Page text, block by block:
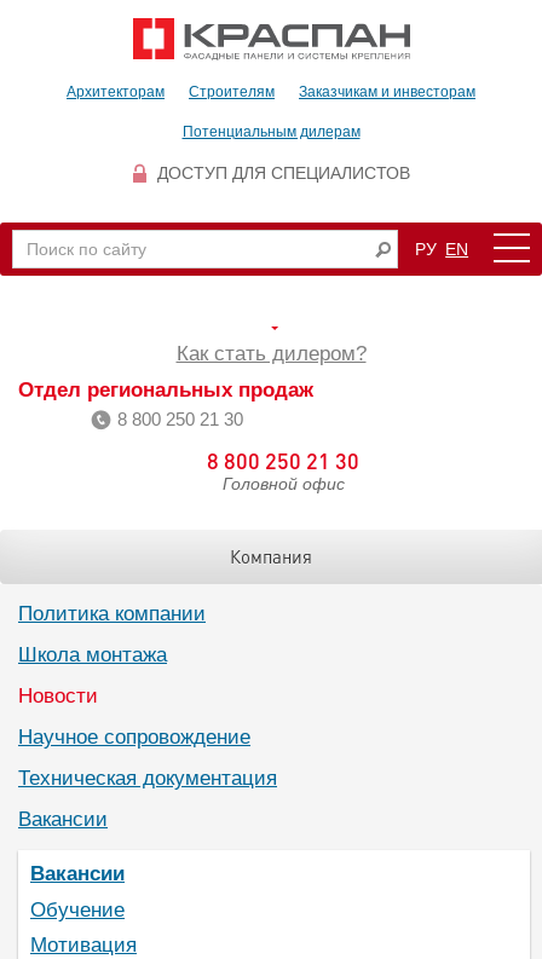
Архитекторам Строителям Заказчикам и инвесторам
Потенциальным дилерам
ДОСТУП ДЛЯ СПЕЦИАЛИСТОВ
РУ EN
Как стать дилером?
Отдел региональных продаж
8 800 250 21 30
8 800 250 21 30
Головной офис
Компания
Политика компании
Школа монтажа
Новости
Научное сопровождение
Техническая документация
Вакансии
Вакансии
Обучение
Мотивация